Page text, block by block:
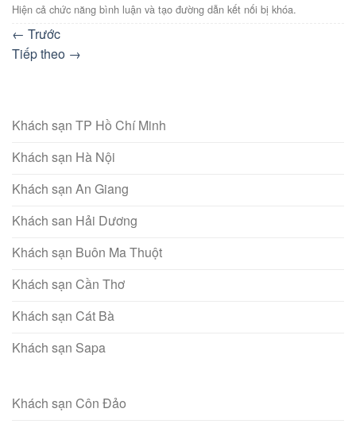
Hiện cả chức năng bình luận và tạo đường dẫn kết nối bị khóa.
← Trước
Tiếp theo →
Khách sạn TP Hồ Chí Minh
Khách sạn Hà Nội
Khách sạn An Giang
Khách san Hải Dương
Khách sạn Buôn Ma Thuột
Khách sạn Cần Thơ
Khách sạn Cát Bà
Khách sạn Sapa
Khách sạn Côn Đảo